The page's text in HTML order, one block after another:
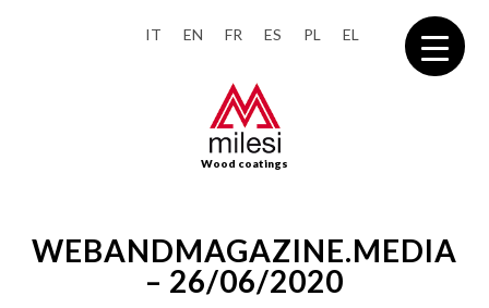
IT EN FR ES PL EL
Wood coatings
WEBANDMAGAZINE.MEDIA
– 26/06/2020